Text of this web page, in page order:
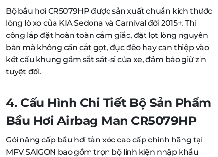
Bộ bầu hơi CR5079HP được sản xuất chuẩn kích thước
lòng lò xo của KIA Sedona và Carnival đời 2015+. Thi
công lắp đặt hoàn toàn cắm giắc, đặt lọt lòng nguyên
bản mà không cần cắt gọt, đục đẽo hay can thiệp vào
kết cấu khung gầm sắt sát-si của xe, đảm bảo giữ zin
tuyệt đối.
4. Cấu Hình Chi Tiết Bộ Sản Phẩm
Bầu Hơi Airbag Man CR5079HP
Gói nâng cấp bầu hơi tản xóc cao cấp chính hãng tại
MPV SAIGON bao gồm trọn bộ linh kiện nhập khẩu